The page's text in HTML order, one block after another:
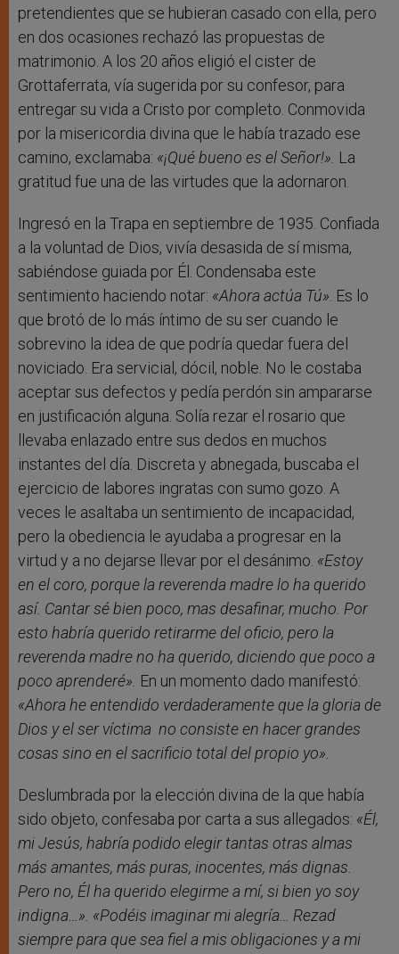
pretendientes que se hubieran casado con ella, pero
en dos ocasiones rechazó las propuestas de
matrimonio. A los 20 años eligió el cister de
Grottaferrata, vía sugerida por su confesor, para
entregar su vida a Cristo por completo. Conmovida
por la misericordia divina que le había trazado ese
camino, exclamaba: «¡Qué bueno es el Señor!». La
gratitud fue una de las virtudes que la adornaron.
Ingresó en la Trapa en septiembre de 1935. Confiada
a la voluntad de Dios, vivía desasida de sí misma,
sabiéndose guiada por Él. Condensaba este
sentimiento haciendo notar: «Ahora actúa Tú». Es lo
que brotó de lo más íntimo de su ser cuando le
sobrevino la idea de que podría quedar fuera del
noviciado. Era servicial, dócil, noble. No le costaba
aceptar sus defectos y pedía perdón sin ampararse
en justificación alguna. Solía rezar el rosario que
llevaba enlazado entre sus dedos en muchos
instantes del día. Discreta y abnegada, buscaba el
ejercicio de labores ingratas con sumo gozo. A
veces le asaltaba un sentimiento de incapacidad,
pero la obediencia le ayudaba a progresar en la
virtud y a no dejarse llevar por el desánimo. «Estoy
en el coro, porque la reverenda madre lo ha querido
así. Cantar sé bien poco, mas desafinar, mucho. Por
esto habría querido retirarme del oficio, pero la
reverenda madre no ha querido, diciendo que poco a
poco aprenderé». En un momento dado manifestó:
«Ahora he entendido verdaderamenteque la gloria de
Dios y el ser víctima no consiste en hacer grandes
cosas sino en el sacrificio total del propio yo».
Deslumbrada por la elección divina de la que había
sido objeto, confesaba por carta a sus allegados: «Él,
mi Jesús, habría podido elegir tantas otras almas
más amantes, más puras, inocentes, más dignas.
Pero no, Él ha querido elegirme a mí, si bien yo soy
indigna…». «Podéis imaginar mi alegría… Rezad
siempre para que sea fiel a mis obligaciones y a mi